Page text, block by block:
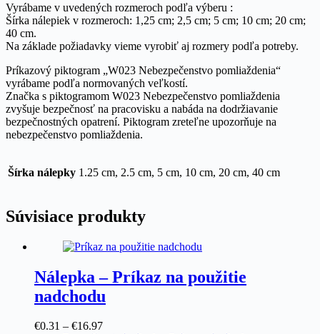
Vyrábame v uvedených rozmeroch podľa výberu :
Šírka nálepiek v rozmeroch: 1,25 cm; 2,5 cm; 5 cm; 10 cm; 20 cm;
40 cm.
Na základe požiadavky vieme vyrobiť aj rozmery podľa potreby.
Príkazový piktogram „W023 Nebezpečenstvo pomliaždenia“
vyrábame podľa normovaných veľkostí.
Značka s piktogramom W023 Nebezpečenstvo pomliaždenia
zvyšuje bezpečnosť na pracovisku a nabáda na dodržiavanie
bezpečnostných opatrení. Piktogram zreteľne upozorňuje na
nebezpečenstvo pomliaždenia.
Šírka nálepky 1.25 cm, 2.5 cm, 5 cm, 10 cm, 20 cm, 40 cm
Súvisiace produkty
Nálepka – Príkaz na použitie
nadchodu
€0.31 – €16.97Price